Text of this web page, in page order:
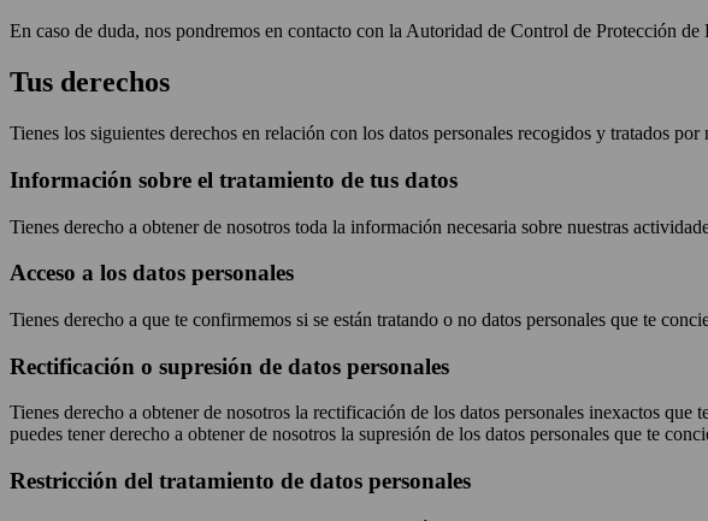
En caso de duda, nos pondremos en contacto con la Autoridad de Control de Protección
Tus derechos
Tienes los siguientes derechos en relación con los datos personales recogidos y tratados por
Información sobre el tratamiento de tus datos
Tienes derecho a obtener de nosotros toda la información necesaria sobre nuestras
Acceso a los datos personales
Tienes derecho a que te confirmemos si se están tratando o no datos personales que te
Rectificación o supresión de datos personales
Tienes derecho a obtener de nosotros la rectificación de los datos personales inexactos
puedes tener derecho a obtener de nosotros la supresión de los datos personales que te
Restricción del tratamiento de datos personales